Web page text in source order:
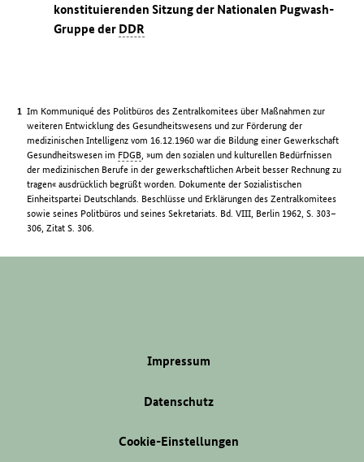
konstituierenden Sitzung der Nationalen Pugwash-
Gruppe der DDR
Im Kommuniqué des Politbüros des Zentralkomitees über Maßnahmen zur
weiteren Entwicklung des Gesundheitswesens und zur Förderung der
medizinischen Intelligenz vom 16.12.1960 war die Bildung einer Gewerkschaft
Gesundheitswesen im FDGB , »um den sozialen und kulturellen Bedürfnissen
der medizinischen Berufe in der gewerkschaftlichen Arbeit besser Rechnung zu
tragen« ausdrücklich begrüßt worden. Dokumente der Sozialistischen
Einheitspartei Deutschlands. Beschlüsse und Erklärungen des Zentralkomitees
sowie seines Politbüros und seines Sekretariats. Bd. VIII, Berlin 1962, S. 303–
306, Zitat S. 306.
Impressum
Datenschutz
Cookie-Einstellungen